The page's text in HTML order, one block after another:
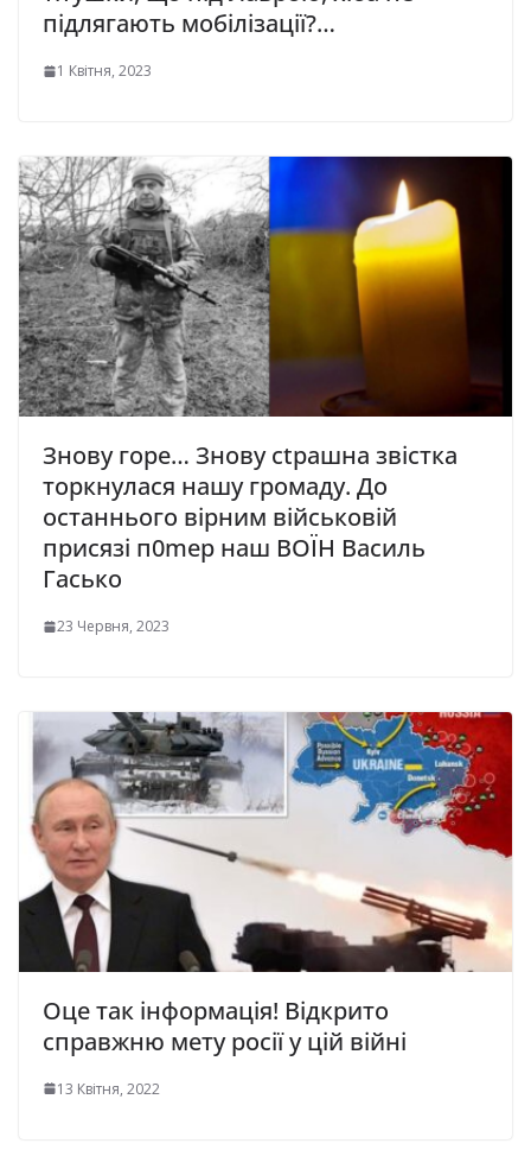
підлягають мобілізації?…
1 Квітня, 2023
Знову горе… Знову сtрашна звістка
торкнулася нашу громаду. До
останнього вірним військовій
присязі п0mер наш ВОЇН Василь
Гасько
23 Червня, 2023
Оце так інформація! Відкрито
справжню мету росії у цій війні
13 Квітня, 2022